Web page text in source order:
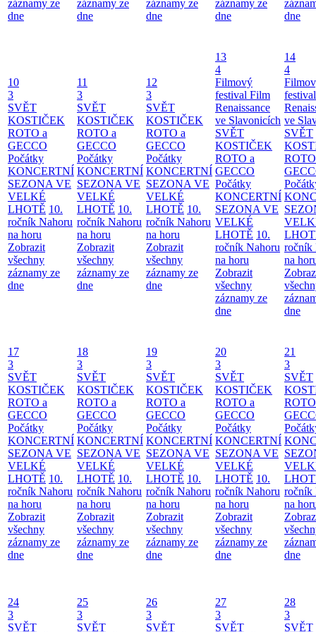
záznamy ze
dne
záznamy ze
dne
záznamy ze
dne
záznamy ze
dne
dne
10
3
SVĚT
KOSTIČEK
ROTO a
GECCO
Počátky
KONCERTNÍ
SEZONA VE
VELKÉ
LHOTĚ 10.
ročník Nahoru
na horu
Zobrazit
všechny
záznamy ze
dne
11
3
SVĚT
KOSTIČEK
ROTO a
GECCO
Počátky
KONCERTNÍ
SEZONA VE
VELKÉ
LHOTĚ 10.
ročník Nahoru
na horu
Zobrazit
všechny
záznamy ze
dne
12
3
SVĚT
KOSTIČEK
ROTO a
GECCO
Počátky
KONCERTNÍ
SEZONA VE
VELKÉ
LHOTĚ 10.
ročník Nahoru
na horu
Zobrazit
všechny
záznamy ze
dne
13
4
Filmový
festival Film
Renaissance
ve Slavonicích
SVĚT
KOSTIČEK
ROTO a
GECCO
Počátky
KONCERTNÍ
SEZONA VE
VELKÉ
LHOTĚ 10.
ročník Nahoru
na horu
Zobrazit
všechny
záznamy ze
dne
14
4
ve
SVĚT
ročník
na
dne
17
3
SVĚT
KOSTIČEK
ROTO a
GECCO
Počátky
KONCERTNÍ
SEZONA VE
VELKÉ
LHOTĚ 10.
ročník Nahoru
na horu
Zobrazit
všechny
záznamy ze
dne
18
3
SVĚT
KOSTIČEK
ROTO a
GECCO
Počátky
KONCERTNÍ
SEZONA VE
VELKÉ
LHOTĚ 10.
ročník Nahoru
na horu
Zobrazit
všechny
záznamy ze
dne
19
3
SVĚT
KOSTIČEK
ROTO a
GECCO
Počátky
KONCERTNÍ
SEZONA VE
VELKÉ
LHOTĚ 10.
ročník Nahoru
na horu
Zobrazit
všechny
záznamy ze
dne
20
3
SVĚT
KOSTIČEK
ROTO a
GECCO
Počátky
KONCERTNÍ
SEZONA VE
VELKÉ
LHOTĚ 10.
ročník Nahoru
na horu
Zobrazit
všechny
záznamy ze
dne
21
3
SVĚT
ročník
na
dne
24
3
SVĚT
25
3
SVĚT
26
3
SVĚT
27
3
SVĚT
28
3
SVĚT